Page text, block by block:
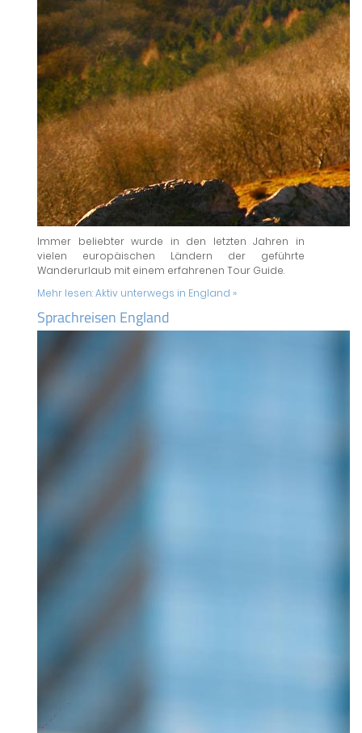
Immer beliebter wurde in den letzten Jahren in
vielen europäischen Ländern der geführte
Wanderurlaub mit einem erfahrenen Tour Guide.
Mehr lesen:Aktiv unterwegs in England »
Sprachreisen England